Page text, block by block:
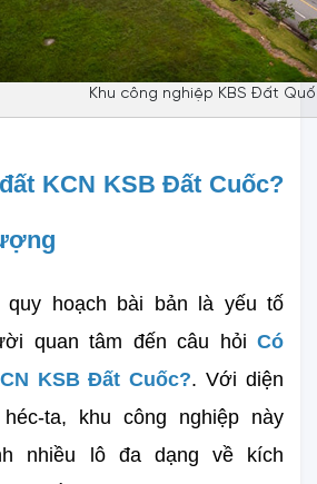
Khu công nghiệp KBS Đất
KCN KSB Đất Cuốc?
hoạch bài bản là yếu tố
quan tâm đến câu hỏi Có
KSB Đất Cuốc?. Với diện
ta, khu công nghiệp này
nhiều lô đa dạng về kích